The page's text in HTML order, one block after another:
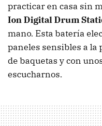
practicar en casa sin
Ion Digital Drum
mano. Esta batería
paneles sensibles a
de baquetas y con
escucharnos.